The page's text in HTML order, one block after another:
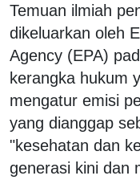
Temuan ilmiah
dikeluarkan oleh
Agency (EPA)
kerangka hukum
mengatur emisi
yang dianggap
"kesehatan dan
generasi kini dan